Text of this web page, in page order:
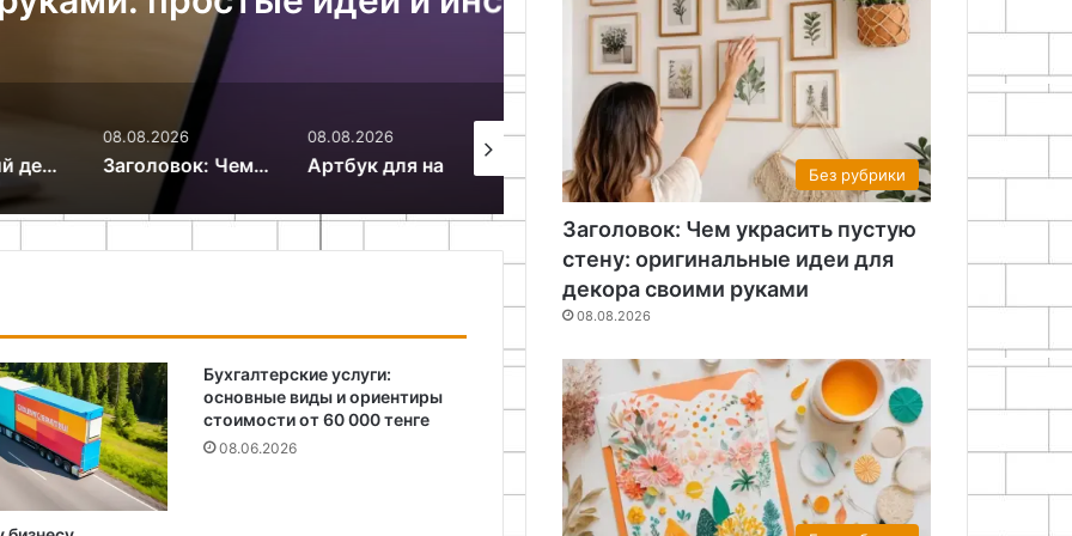
без больших затрат
08.08.2026
Заголовок: Чем украсить пустую стену: оригинальные идеи для декора своими руками
08.08.2026
Артбук для начинающих: как создать творческий дневник с нуля
07.08.2026
Полка-дерево своими руками: пошаговая инструкция
07.08.2026
Как обновить кухню без ремонта: бюджетные идеи декора
07.08.2026
Бухгалтерские услуги:
основные виды и ориентиры
стоимости от 60 000 тенге
08.06.2026
Без рубрики
Заголовок: Чем украсить пустую
стену: оригинальные идеи для
декора своими руками
08.08.2026